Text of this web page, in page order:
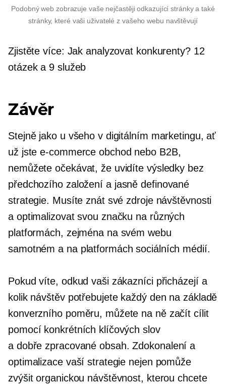
Podobný web zobrazuje vaše nejčastěji odkazující stránky a také
stránky, které vaši uživatelé z vašeho webu navštěvují
Zjistěte více: Jak analyzovat konkurenty? 12
otázek a 9 služeb
Závěr
Stejně jako u všeho v digitálním marketingu, ať
už jstee-commerce obchod nebo B2B,
nemůžete očekávat, že uvidíte výsledky bez
předchozího založení a jasně definované
strategie. Musíte znát své zdroje návštěvnosti
a optimalizovat svou značku na různých
platformách, zejména na svém webu
samotném a na platformách sociálních médií.
Pokud víte, odkud vaši zákazníci přicházejí a
kolik návštěv potřebujete každý den na základě
konverzního poměru, můžete na ně začít cílit
pomocí konkrétních klíčových slov
a dobře zpracované obsah. Zdokonalení a
optimalizace vaší strategie nejen pomůže
zvýšit organickou návštěvnost, kterou chcete